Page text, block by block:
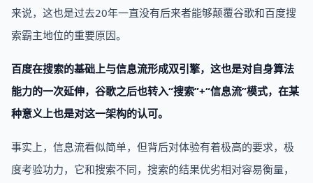
来说，这也是过去20年一直没有后来者能够颠覆谷歌和百度搜
索霸主地位的重要原因。
百度在搜索的基础上与信息流形成双引擎，这也是对自身算法
能力的一次延伸，谷歌之后也转入“搜索”+“信息流”模式，在某
种意义上也是对这一架构的认可。
事实上，信息流看似简单，但背后对体验有着极高的要求，极
度考验功力，它和搜索不同，搜索的结果优劣相对容易衡量，